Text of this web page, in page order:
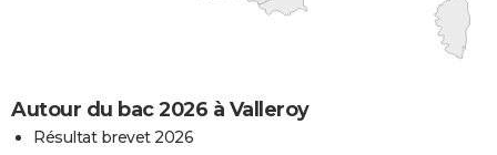
Autour du bac 2026 à Valleroy
Résultat brevet 2026